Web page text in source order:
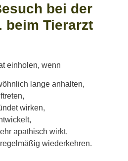
bei der
beim Tierarzt
einholen, wenn
lange anhalten,
wirken,
apathisch wirkt,
wiederkehren.